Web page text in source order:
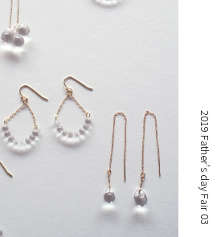
2019 Father's day Fair 03